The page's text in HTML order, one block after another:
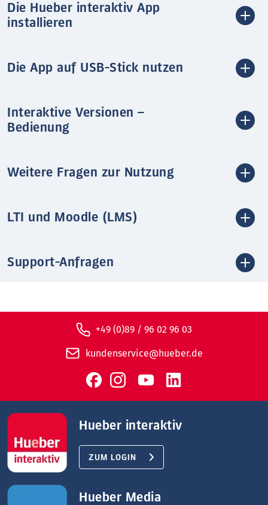
Die Hueber interaktiv App
installieren
Die App auf USB-Stick nutzen
Interaktive Versionen –
Bedienung
Weitere Fragen zur Nutzung
LTI und Moodle (LMS)
Support-Anfragen
+49 (0)89 / 96 02 96 03
kundenservice@hueber.de
Hueber interaktiv
ZUM LOGIN
Hueber Media